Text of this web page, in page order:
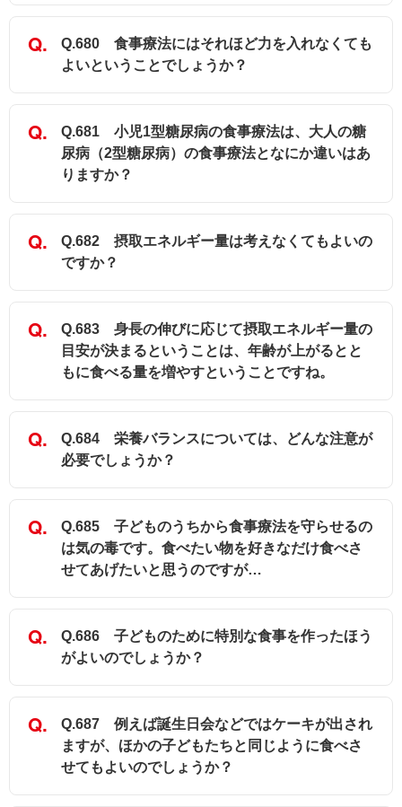
Q.680 食事療法にはそれほど力を入れなくても
よいということでしょうか？
Q.681 小児1型糖尿病の食事療法は、大人の糖
尿病（2型糖尿病）の食事療法となにか違いはあ
りますか？
Q.682 摂取エネルギー量は考えなくてもよいの
ですか？
Q.683 身長の伸びに応じて摂取エネルギー量の
目安が決まるということは、年齢が上がるとと
もに食べる量を増やすということですね。
Q.684 栄養バランスについては、どんな注意が
必要でしょうか？
Q.685 子どものうちから食事療法を守らせるの
は気の毒です。食べたい物を好きなだけ食べさ
せてあげたいと思うのですが…
Q.686 子どものために特別な食事を作ったほう
がよいのでしょうか？
Q.687 例えば誕生日会などではケーキが出され
ますが、ほかの子どもたちと同じように食べさ
せてもよいのでしょうか？